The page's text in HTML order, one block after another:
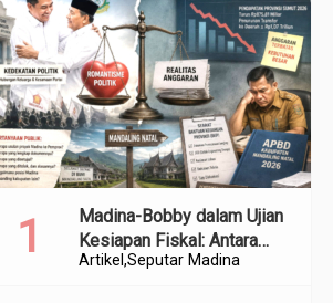
Artikel Seputar Madina
Madina-Bobby dalam Ujian
Kesiapan Fiskal: Antara
Kedekatan Politik dan